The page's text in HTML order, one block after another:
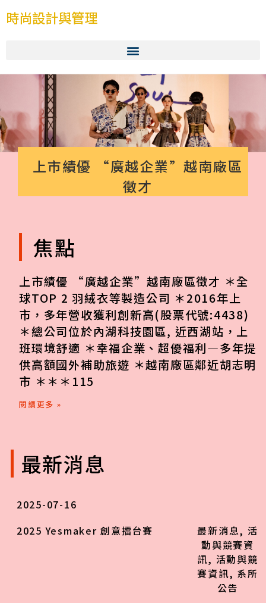
時尚設計與管理
上市績優 “廣越企業”越南廠區
徵才
焦點
上市績優 “廣越企業”越南廠區徵才 ＊全
球TOP 2 羽絨衣等製造公司 ＊2016年上
市，多年營收獲利創新高(股票代號:4438)
＊總公司位於內湖科技園區, 近西湖站，上
班環境舒適 ＊幸福企業、超優福利—多年提
供高額國外補助旅遊 ＊越南廠區鄰近胡志明
市 ＊＊＊115
閱讀更多 »
最新消息
2025-07-16
2025 Yesmaker 創意擂台賽
最新消息, 活
動與競賽資
訊, 活動與競
賽資訊, 系所
公告